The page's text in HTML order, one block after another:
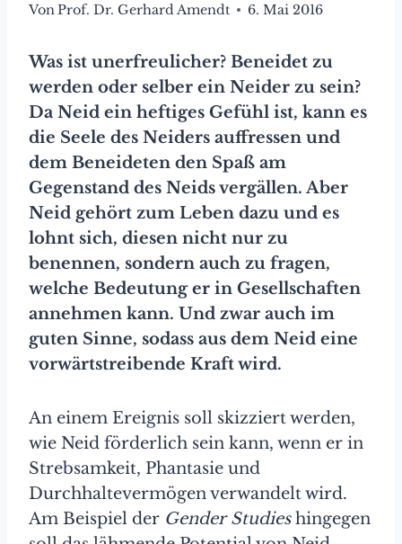
VonProf. Dr. Gerhard Amendt 6. Mai 2016
Was ist unerfreulicher? Beneidet zu
werden oder selber ein Neider zu sein?
Da Neid ein heftiges Gefühl ist, kann es
die Seele des Neiders auffressen und
dem Beneideten den Spaß am
Gegenstand des Neids vergällen. Aber
Neid gehört zum Leben dazu und es
lohnt sich, diesen nicht nur zu
benennen, sondern auch zu fragen,
welche Bedeutung er in Gesellschaften
annehmen kann. Und zwar auch im
guten Sinne, sodass aus dem Neid eine
vorwärtstreibende Kraft wird.
An einem Ereignis soll skizziert werden,
wie Neid förderlich sein kann, wenn er in
Strebsamkeit, Phantasie und
Durchhaltevermögen verwandelt wird.
Am Beispiel der Gender Studieshingegen